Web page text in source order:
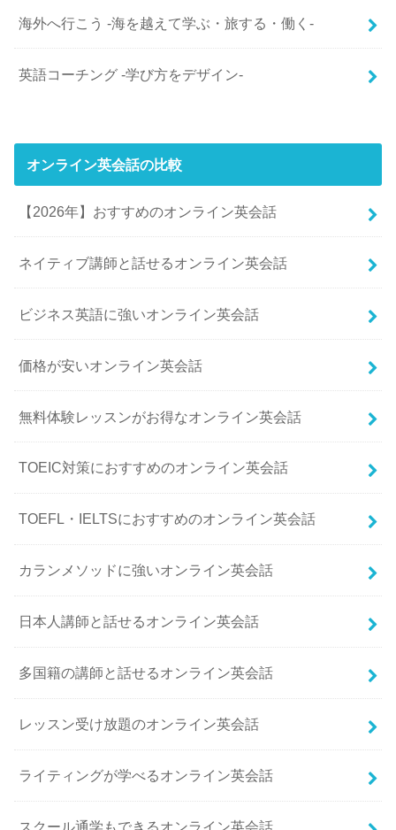
海外へ行こう -海を越えて学ぶ・旅する・働く-
英語コーチング -学び方をデザイン-
オンライン英会話の比較
【2026年】おすすめのオンライン英会話
ネイティブ講師と話せるオンライン英会話
ビジネス英語に強いオンライン英会話
価格が安いオンライン英会話
無料体験レッスンがお得なオンライン英会話
TOEIC対策におすすめのオンライン英会話
TOEFL・IELTSにおすすめのオンライン英会話
カランメソッドに強いオンライン英会話
日本人講師と話せるオンライン英会話
多国籍の講師と話せるオンライン英会話
レッスン受け放題のオンライン英会話
ライティングが学べるオンライン英会話
スクール通学もできるオンライン英会話